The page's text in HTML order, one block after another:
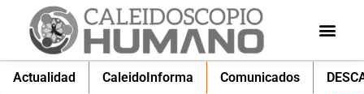
Actualidad CaleidoInforma Comunicados